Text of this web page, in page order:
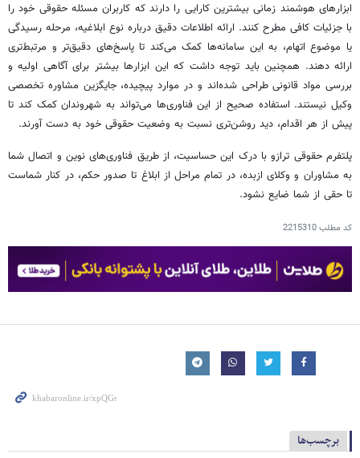
ابزارهای هوشمند زمانی بیشترین کارایی را دارند که کاربران مسئله حقوقی خود را
با جزئیات کافی مطرح کنند. ارائه اطلاعات دقیق درباره نوع ابلاغیه، مرحله رسیدگی
یا موضوع اتهام، به این سامانه‌ها کمک می‌کند تا پاسخ‌های دقیق‌تر و مرتبط‌تری
ارائه دهند. همچنین باید توجه داشت که این ابزارها بیشتر برای آگاهی اولیه و
بررسی مواد قانونی طراحی شده‌اند و در موارد پیچیده، جایگزین مشاوره تخصصی
وکیل نیستند. استفاده صحیح از این فناوری‌ها می‌تواند به شهروندان کمک کند تا
پیش از هر اقدام، دید روشن‌تری نسبت به وضعیت حقوقی خود به دست آورند.
پلتفرم حقوقی ترازو با درک این حساسیت، از طریق فناوری‌های نوین و اتصال شما
به مشاوران و وکلای ازبده، در تمام مراحل از ابلاغ تا صدور حکم، در کنار شماست
تا حقی از شما ضایع نشود.
کد مطلب2215310
برچسب‌ها